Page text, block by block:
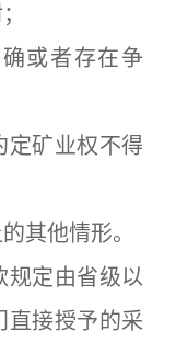
或者存在争
矿业权不得
他情形。
定由省级以
直接授予的采